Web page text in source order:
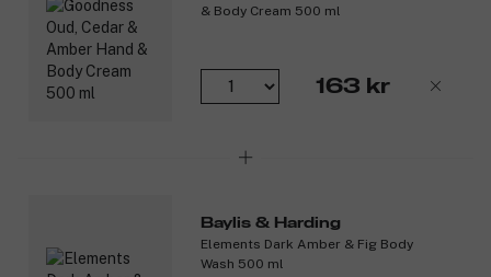
& Body Cream 500 ml
163 kr
Baylis & Harding
Elements Dark Amber & Fig Body
Wash 500 ml